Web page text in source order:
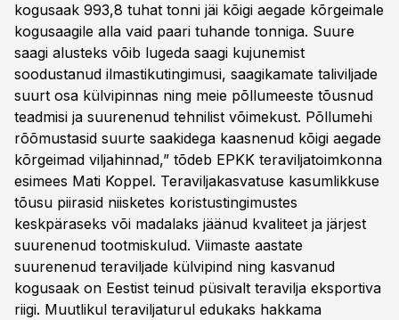
kogusaak 993,8 tuhat tonni jäi kõigi aegade kõrgeimale
kogusaagile alla vaid paari tuhande tonniga. Suure
saagi alusteks võib lugeda saagi kujunemist
soodustanud ilmastikutingimusi, saagikamate taliviljade
suurt osa külvipinnas ning meie põllumeeste tõusnud
teadmisi ja suurenenud tehnilist võimekust. Põllumehi
rõõmustasid suurte saakidega kaasnenud kõigi aegade
kõrgeimad viljahinnad,” tõdeb EPKK teraviljatoimkonna
esimees Mati Koppel. Teraviljakasvatuse kasumlikkuse
tõusu piirasid niisketes koristustingimustes
keskpäraseks või madalaks jäänud kvaliteet ja järjest
suurenenud tootmiskulud. Viimaste aastate
suurenenud teraviljade külvipind ning kasvanud
kogusaak on Eestist teinud püsivalt teravilja eksportiva
riigi. Muutlikul teraviljaturul edukaks hakkama